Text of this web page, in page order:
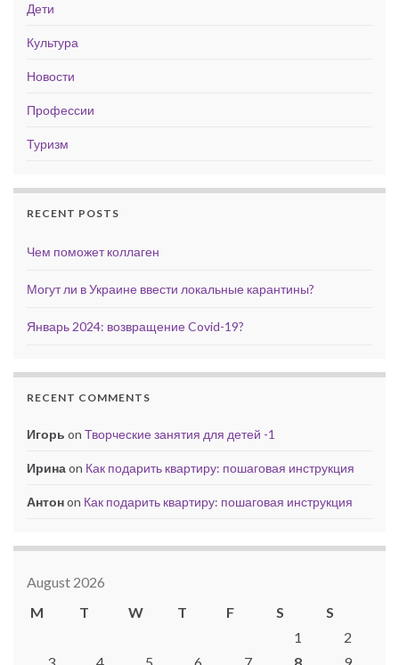
Дети
Культура
Новости
Профессии
Туризм
RECENT POSTS
Чем поможет коллаген
Могут ли в Украине ввести локальные карантины?
Январь 2024: возвращение Covid-19?
RECENT COMMENTS
Игорь on Творческие занятия для детей -1
Иринаon Как подарить квартиру: пошаговая инструкция
Антонon Как подарить квартиру: пошаговая инструкция
August 2026
M
T W T F S
S
1
2